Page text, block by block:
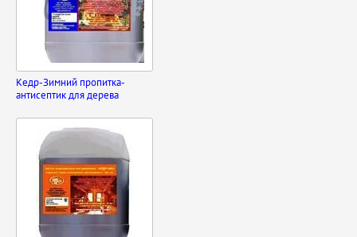
Кедр-Зимний пропитка-
антисептик для дерева